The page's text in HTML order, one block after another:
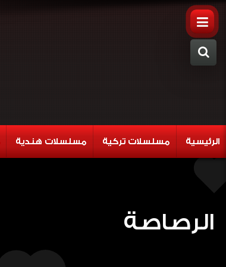
الرئيسية مسلسلات تركية مسلسلات هندية
الرصاصة